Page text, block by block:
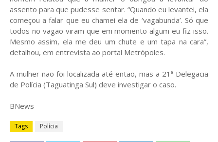
assento para que pudesse sentar. “Quando eu levantei, ela
começou a falar que eu chamei ela de ‘vagabunda’. Só que
todos no vagão viram que em momento algum eu fiz isso.
Mesmo assim, ela me deu um chute e um tapa na cara”,
detalhou, em entrevista ao portal Metrópoles.
A mulher não foi localizada até então, mas a 21ª Delegacia
de Polícia (Taguatinga Sul) deve investigar o caso.
BNews
Tags Polícia